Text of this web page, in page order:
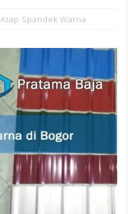
Atap Spandek Warna